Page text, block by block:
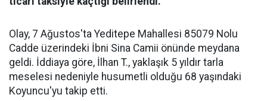
Olay, 7 Ağustos'ta Yeditepe Mahallesi 85079 Nolu
Cadde üzerindeki İbni Sina Camii önünde meydana
geldi. İddiaya göre, İlhan T., yaklaşık 5 yıldır tarla
meselesi nedeniyle husumetli olduğu 68 yaşındaki
Koyuncu'yu takip etti.